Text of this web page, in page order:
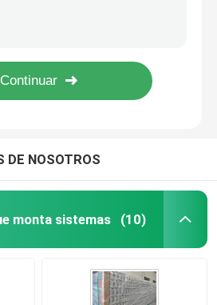
solar del tejado de teja
del panel solar
solar de aluminio
DE NOSOTROS
monta sistemas (10)